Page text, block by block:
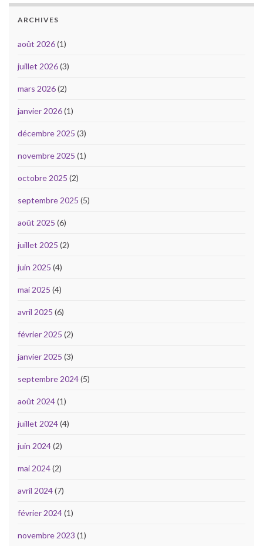
ARCHIVES
août 2026(1)
juillet 2026(3)
mars 2026(2)
janvier 2026(1)
décembre 2025 (3)
novembre 2025 (1)
octobre 2025 (2)
septembre 2025 (5)
août 2025 (6)
juillet 2025 (2)
juin 2025 (4)
mai 2025 (4)
avril 2025 (6)
février 2025 (2)
janvier 2025 (3)
septembre 2024(5)
août 2024(1)
juillet 2024(4)
juin 2024(2)
mai 2024(2)
avril 2024(7)
février 2024(1)
novembre 2023 (1)